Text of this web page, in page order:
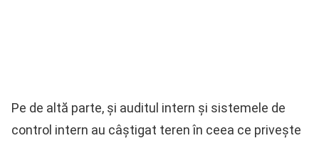
Pe de altă parte, și auditul intern și sistemele de
control intern au câștigat teren în ceea ce privește